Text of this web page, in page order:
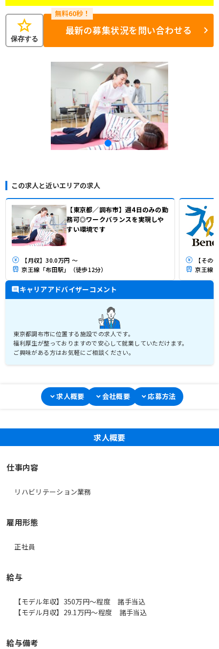
star
保存する
最新の募集状況を問い合わせる
この求人と近いエリアの求人
【東京都／調布市】週4日のみの勤
務可◎ワークバランスを実現しや
すい環境です
【月収】30.0万円 ～
京王線「布田駅」（徒歩12分）
【その
京王線
キャリアアドバイザーコメント
東京都調布市に位置する施設での求人です。
福利厚生が整っておりますので安心して就業していただけます。
ご興味がある方はお気軽にご相談ください。
求人概要 会社概要 応募方法
求人概要
仕事内容
リハビリテーション業務
雇用形態
正社員
給与
【モデル年収】350万円〜程度 諸手当込
【モデル月収】29.1万円〜程度 諸手当込
給与備考